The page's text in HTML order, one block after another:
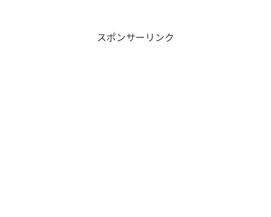
スポンサーリンク